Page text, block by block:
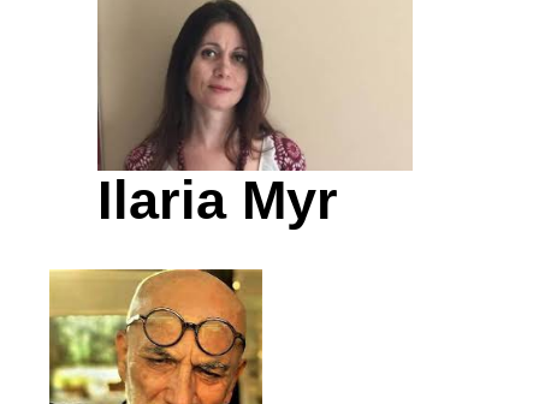
Ilaria Myr